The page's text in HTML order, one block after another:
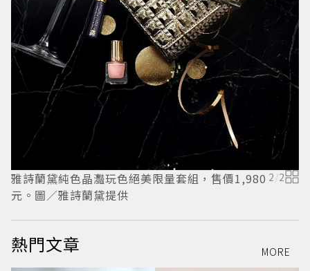
雅詩蘭黛純色晶灩玩色絕美限量套組，售價1,980
元。圖／雅詩蘭黛提供
2 /2
熱門文章 MORE